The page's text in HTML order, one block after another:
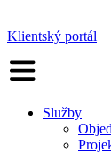
Klientský portál
Služby